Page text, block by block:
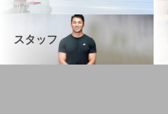
スタッフ